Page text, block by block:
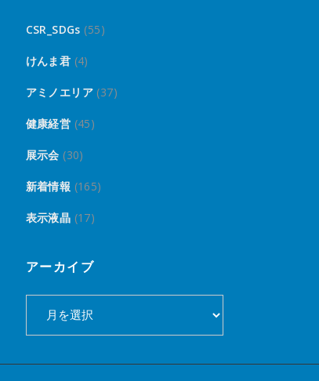
CSR_SDGs (55)
けんま君 (4)
アミノエリア (37)
健康経営 (45)
展示会 (30)
新着情報 (165)
表示液晶 (17)
アーカイブ
イ